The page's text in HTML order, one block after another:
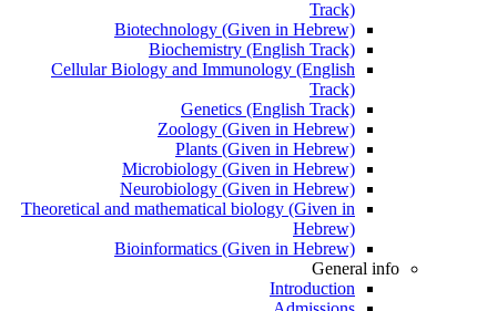
Track)
Biotechnology (Given in Hebrew)
Biochemistry (English Track)
Cellular Biology and Immunology (English
Track)
Genetics (English Track)
Zoology (Given in Hebrew)
Plants (Given in Hebrew)
Microbiology (Given in Hebrew)
Neurobiology (Given in Hebrew)
Theoretical and mathematical biology (Given in
Hebrew)
Bioinformatics (Given in Hebrew)
General info
Introduction